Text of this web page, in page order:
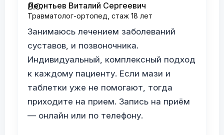
Леонтьев Виталий Сергеевич
Травматолог-ортопед, стаж 18 лет
Занимаюсь лечением заболеваний
суставов, и позвоночника.
Индивидуальный, комплексный подход
к каждому пациенту. Если мази и
таблетки уже не помогают, тогда
приходите на прием. Запись на приём
— онлайн или по телефону.